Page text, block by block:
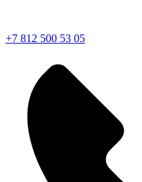
+7 812 500 53 05